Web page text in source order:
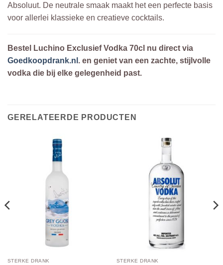
Absoluut. De neutrale smaak maakt het een perfecte basis
voor allerlei klassieke en creatieve cocktails.
Bestel Luchino Exclusief Vodka 70cl nu direct via
Goedkoopdrank.nl . en geniet van een zachte, stijlvolle
vodka die bij elke gelegenheid past.
GERELATEERDE PRODUCTEN
STERKE DRANK STERKE DRANK